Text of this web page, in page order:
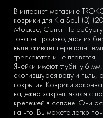
В интернет-магазине
коврики для Kia Soul (3)
Москве, Санкт-
товары производятся из
выдерживает перепады
трескаются и не плавятся,
Ячейки имеют глубину 6
скопившуюся воду и пыль,
покрытия. Коврики
надежно закрепляются с
крепежей в салоне. Они
на что. Вы можете легко